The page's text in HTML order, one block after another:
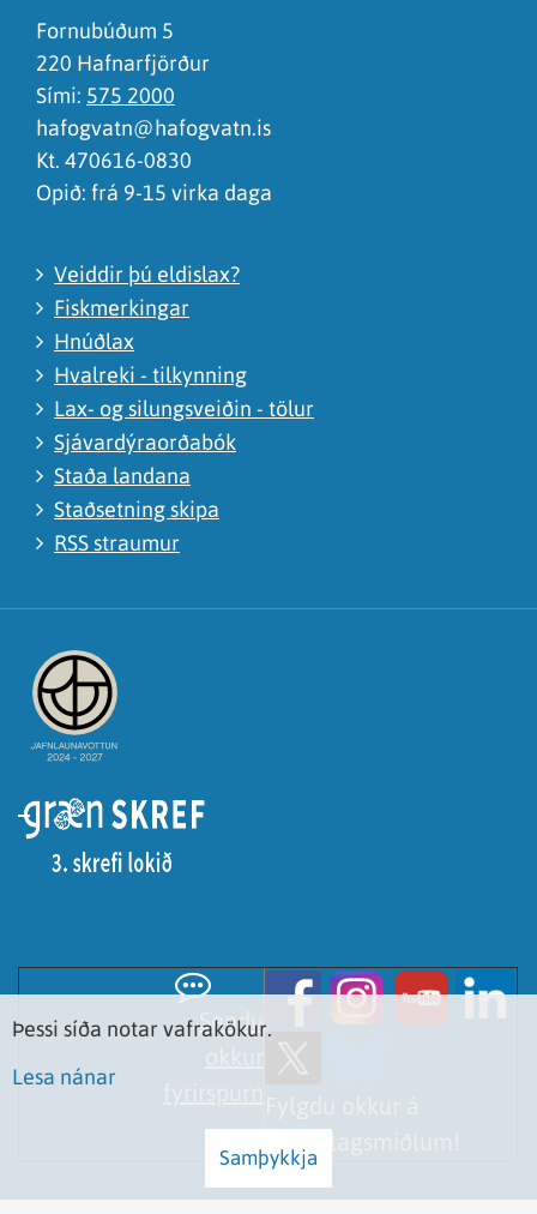
Ég skil ekki efnið, finnst það of flókið
Fornubúðum 5
220 Hafnarfjörður
Sími: 575 2000
hafogvatn@hafogvatn.is
Kt. 470616-0830
Opið: frá 9-15 virka daga
Veiddir þú eldislax?
Fiskmerkingar
Hnúðlax
Hvalreki - tilkynning
Lax- og silungsveiðin - tölur
Sjávardýraorðabók
Staða landana
Staðsetning skipa
RSS straumur
Sendu
Þessi síða notar vafrakökur.
Lesa nánar
Samþykkja